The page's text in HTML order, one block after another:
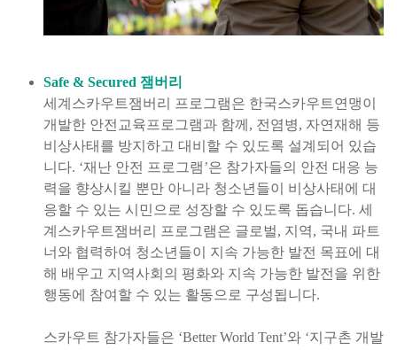
Safe & Secured 잼버리
세계스카우트잼버리 프로그램은 한국스카우트연맹이
개발한 안전교육프로그램과 함께, 전염병, 자연재해 등
비상사태를 방지하고 대비할 수 있도록 설계되어 있습
니다. ‘재난 안전 프로그램’은 참가자들의 안전 대응 능
력을 향상시킬 뿐만 아니라 청소년들이 비상사태에 대
응할 수 있는 시민으로 성장할 수 있도록 돕습니다. 세
계스카우트잼버리 프로그램은 글로벌, 지역, 국내 파트
너와 협력하여 청소년들이 지속 가능한 발전 목표에 대
해 배우고 지역사회의 평화와 지속 가능한 발전을 위한
행동에 참여할 수 있는 활동으로 구성됩니다.
스카우트 참가자들은 ‘Better World Tent’와 ‘지구촌 개발